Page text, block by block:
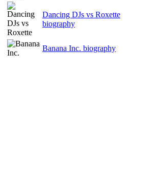
Dancing DJs vs Roxette
biography
Banana Inc. biography